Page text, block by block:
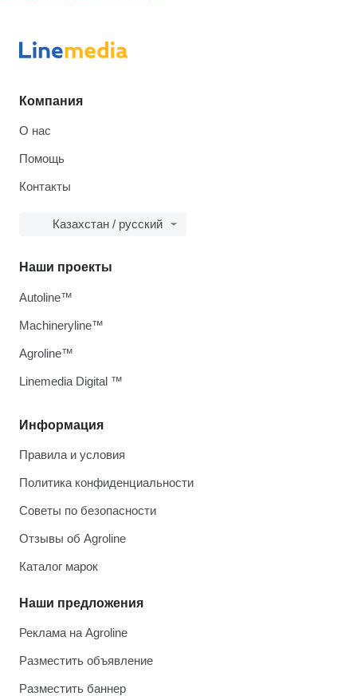
Компания
О нас
Помощь
Контакты
Казахстан / русский
Информация
Правила и условия
Политика конфиденциальности
Советы по безопасности
Отзывы об Agroline
Каталог марок
Наши предложения
Реклама на Agroline
Разместить объявление
Разместить баннер
Наши проекты
Autoline™
Machineryline™
Agroline™
Linemedia Digital ™